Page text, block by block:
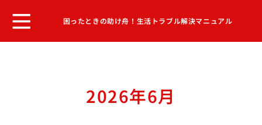
困ったときの助け舟！生活トラブル解決マニュアル
2026年6月